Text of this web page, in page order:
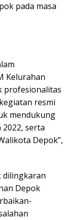
pada masa
Kelurahan
profesionalitas
resmi
mendukung
serta
Depok”,
dilingkaran
Depok